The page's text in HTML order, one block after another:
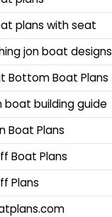
plans with seat
jon boat designs
Bottom Boat Plans
boat building guide
Boat Plans
Boat Plans
Plans